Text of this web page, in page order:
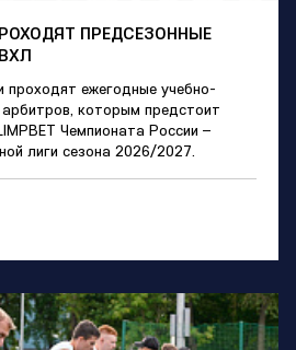
ПРЕДСЕЗОННЫЕ
ежегодные учебно-
которым предстоит
Чемпионата России –
лиги сезона 2026/2027.